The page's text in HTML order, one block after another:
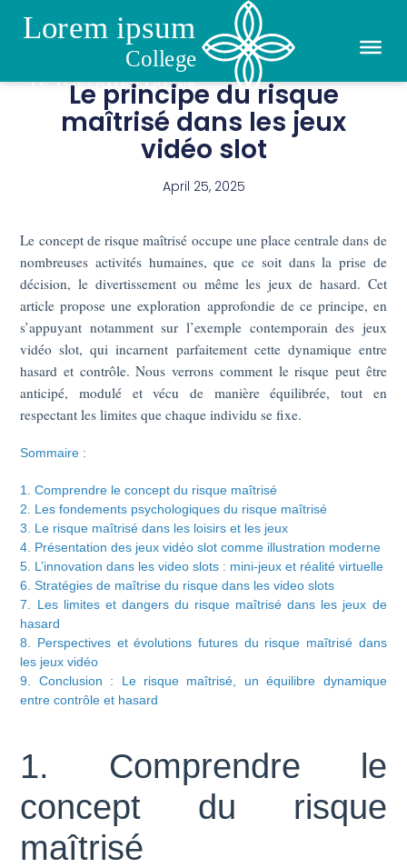
Le principe du risque
maîtrisé dans les jeux
vidéo slot
April 25, 2025
Le concept de risque maîtrisé occupe une place centrale dans de
nombreuses activités humaines, que ce soit dans la prise de
décision, le divertissement ou même les jeux de hasard. Cet
article propose une exploration approfondie de ce principe, en
s’appuyant notamment sur l’exemple contemporain des jeux
vidéo slot, qui incarnent parfaitement cette dynamique entre
hasard et contrôle. Nous verrons comment le risque peut être
anticipé, modulé et vécu de manière équilibrée, tout en
respectant les limites que chaque individu se fixe.
Sommaire :
1. Comprendre le concept du risque maîtrisé
2. Les fondements psychologiques du risque maîtrisé
3. Le risque maîtrisé dans les loisirs et les jeux
4. Présentation des jeux vidéo slot comme illustration moderne
5. L’innovation dans les video slots : mini-jeux et réalité virtuelle
6. Stratégies de maîtrise du risque dans les video slots
7. Les limites et dangers du risque maîtrisé dans les jeux de
hasard
8. Perspectives et évolutions futures du risque maîtrisé dans
les jeux vidéo
9. Conclusion : Le risque maîtrisé, un équilibre dynamique
entre contrôle et hasard
1. Comprendre le
concept du risque
maîtrisé